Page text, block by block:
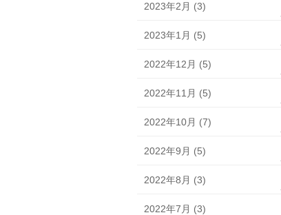
2023年2月 (3)
2023年1月 (5)
2022年12月 (5)
2022年11月 (5)
2022年10月 (7)
2022年9月 (5)
2022年8月 (3)
2022年7月 (3)